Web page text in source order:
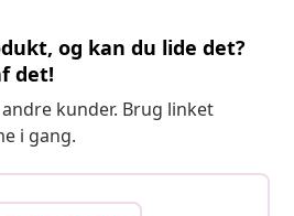
og kan du lide det?
det!
kunder. Brug linket
i gang.